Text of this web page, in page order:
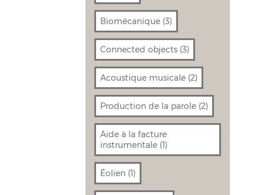
Biomécanique (3)
Connected objects (3)
Acoustique musicale (2)
Production de la parole (2)
Aide à la facture
instrumentale (1)
Éolien (1)